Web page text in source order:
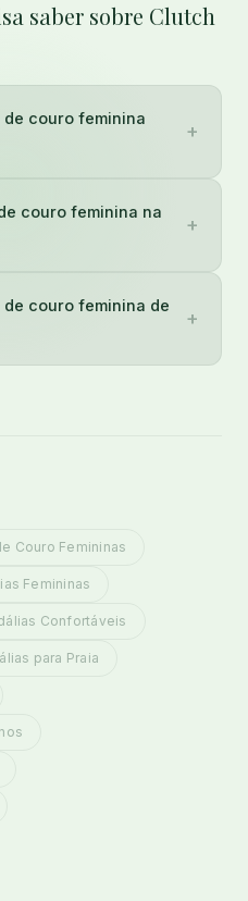
saber sobre Clutch
couro feminina
+
couro feminina na
+
couro feminina de
+
Couro Femininas
Femininas
Confortáveis
para Praia